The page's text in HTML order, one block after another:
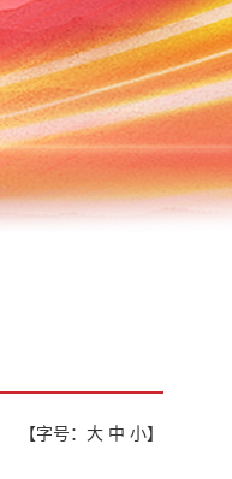
【字号： 大 中 小】